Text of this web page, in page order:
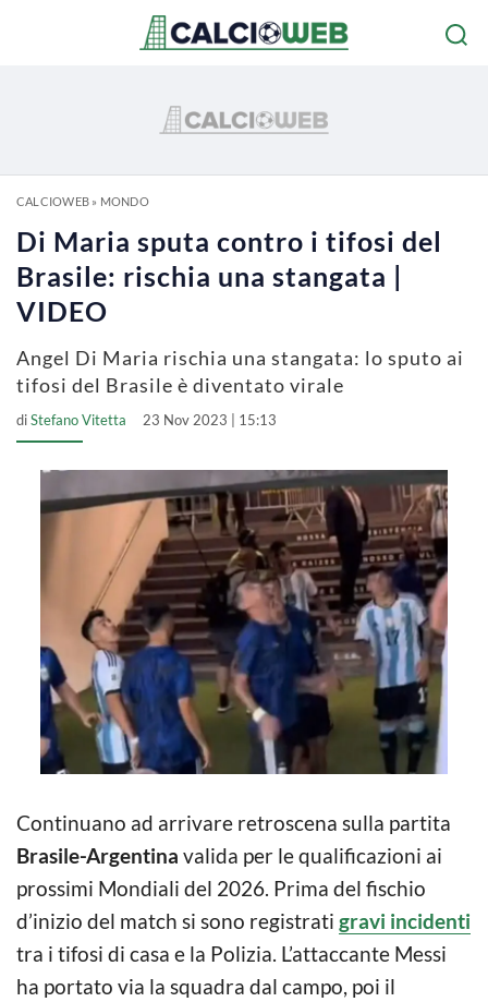
CALCIOWEB» MONDO
Di Maria sputa contro i tifosi del
Brasile: rischia una stangata |
VIDEO
Angel Di Maria rischia una stangata: lo sputo ai
tifosi del Brasile è diventato virale
diStefano Vitetta 23 Nov 2023 | 15:13
Continuano ad arrivare retroscena sulla partita
Brasile-Argentina valida per le qualificazioni ai
prossimi Mondiali del 2026. Prima del fischio
d’inizio del match si sono registrati gravi incidenti
tra i tifosi di casa e la Polizia. L’attaccante Messi
ha portato via la squadra dal campo, poi il